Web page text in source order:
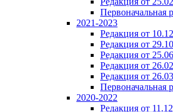
Первоначальная
2021-2023
Редакция от
Редакция от
Редакция от
Редакция от
Редакция от
Первоначальная
2020-2022
Редакция от